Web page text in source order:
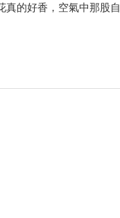
真的好香，空氣中那股自